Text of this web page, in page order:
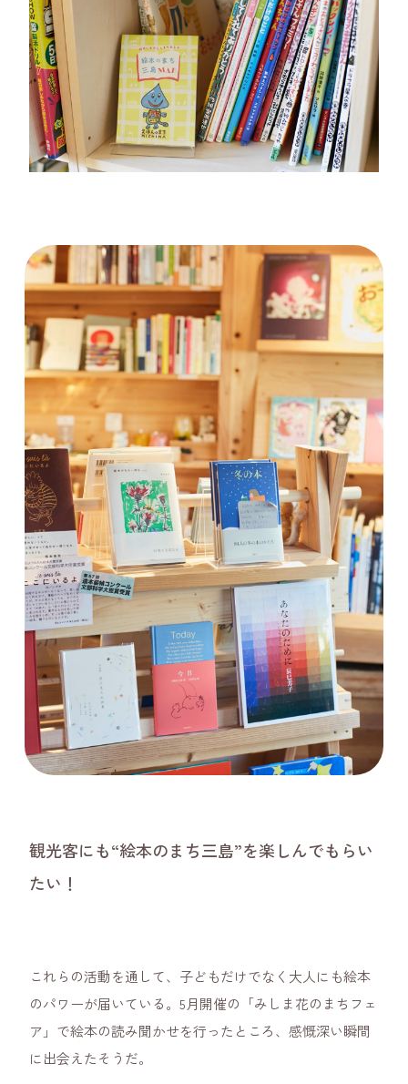
観光客にも“絵本のまち三島”を楽しんでもらい
たい！
これらの活動を通して、子どもだけでなく大人にも絵本
のパワーが届いている。5月開催の「みしま花のまちフェ
ア」で絵本の読み聞かせを行ったところ、感慨深い瞬間
に出会えたそうだ。